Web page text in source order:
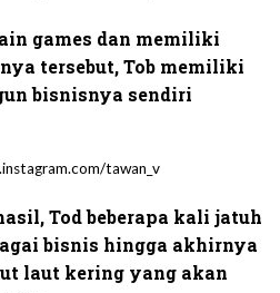
games dan memiliki
tersebut, Tob memiliki
bisnisnya sendiri
tawan_v
Tod beberapa kali jatuh
bisnis hingga akhirnya
laut kering yang akan